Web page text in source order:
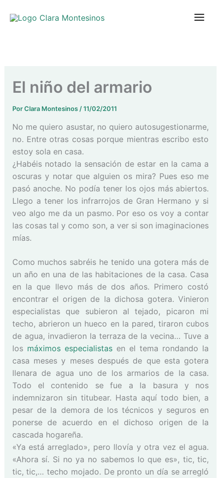
El niño del armario
PorClara Montesinos /11/02/2011
No me quiero asustar, no quiero autosugestionarme,
no. Entre otras cosas porque mientras escribo esto
estoy sola en casa.
¿Habéis notado la sensación de estar en la cama a
oscuras y notar que alguien os mira? Pues eso me
pasó anoche. No podía tener los ojos más abiertos.
Llego a tener los infrarrojos de Gran Hermano y si
veo algo me da un pasmo. Por eso os voy a contar
las cosas tal y como son, a ver si son imaginaciones
mías.
Como muchos sabréis he tenido una gotera más de
un año en una de las habitaciones de la casa. Casa
en la que llevo más de dos años. Primero costó
encontrar el origen de la dichosa gotera. Vinieron
especialistas que subieron al tejado, picaron mi
techo, abrieron un hueco en la pared, tiraron cubos
de agua, invadieron la terraza de la vecina… Tuve a
los máximos especialistasen el tema rondando la
casa meses y meses después de que esta gotera
llenara de agua uno de los armarios de la casa.
Todo el contenido se fue a la basura y nos
indemnizaron sin titubear. Hasta aquí todo bien, a
pesar de la demora de los técnicos y seguros en
ponerse de acuerdo en el dichoso origen de la
cascada hogareña.
«Ya está arreglado», pero llovía y otra vez el agua.
«Ahora sí. Si no ya no sabemos lo que es», tic, tic,
tic, tic,… techo mojado. De pronto un día se arregló